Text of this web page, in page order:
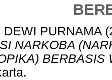
DEWI PURNAMA
NARKOBA
BERBASIS